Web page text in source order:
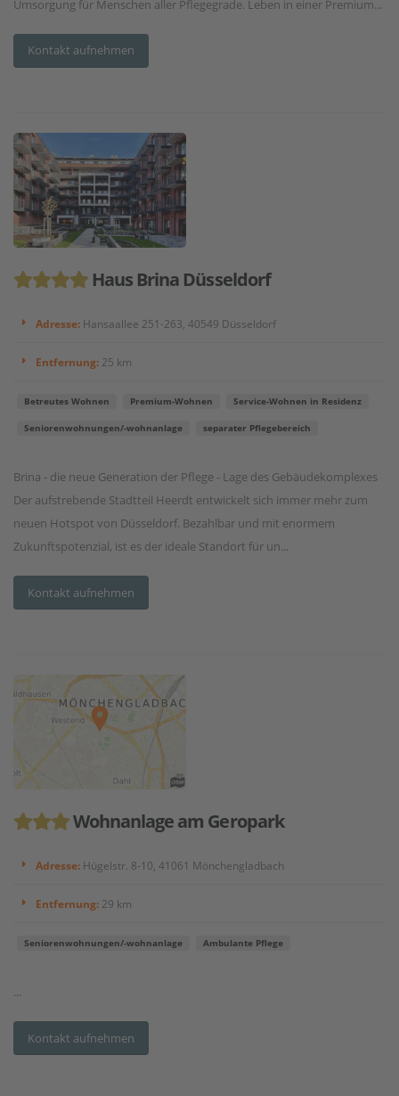
Umsorgung für Menschen aller Pflegegrade. Leben in einer Premium...
Kontakt aufnehmen
Haus Brina Düsseldorf
Adresse: Hansaallee 251-263, 40549 Düsseldorf
Entfernung: 25 km
Betreutes Wohnen Premium-Wohnen Service-Wohnen in Residenz
Seniorenwohnungen/-wohnanlage separater Pflegebereich
Brina - die neue Generation der Pflege - Lage des Gebäudekomplexes
Der aufstrebende Stadtteil Heerdt entwickelt sich immer mehr zum
neuen Hotspot von Düsseldorf. Bezahlbar und mit enormem
Zukunftspotenzial, ist es der ideale Standort für un...
Kontakt aufnehmen
Wohnanlage am Geropark
Adresse: Hügelstr. 8-10, 41061 Mönchengladbach
Entfernung: 29 km
Seniorenwohnungen/-wohnanlage Ambulante Pflege
...
Kontakt aufnehmen